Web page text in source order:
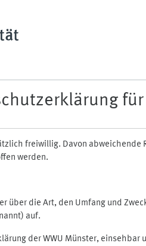
freiwillig. Davon
werden.
über die Art, den Umfang und
auf.
der WWU Münster, einsehbar